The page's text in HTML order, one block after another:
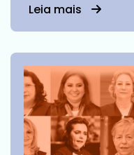
Leia mais